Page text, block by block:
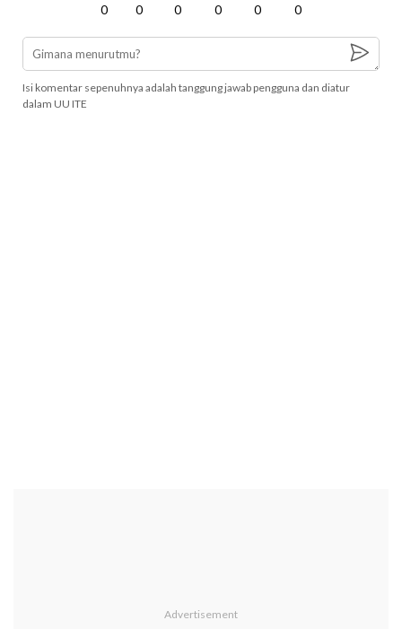
0 0 0 0 0 0
Isi komentar sepenuhnya adalah tanggung jawab pengguna dan diatur
dalam UU ITE